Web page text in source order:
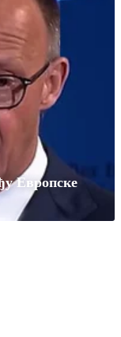
Европске